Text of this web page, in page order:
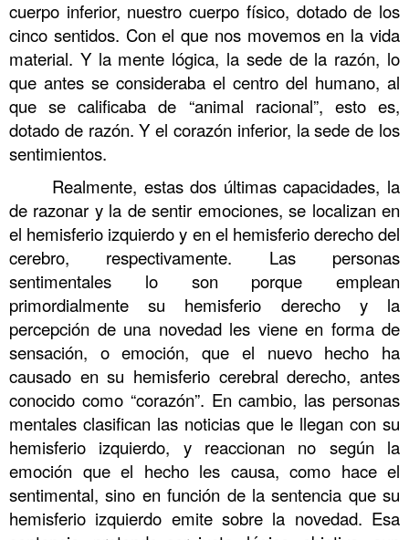
cuerpo inferior, nuestro cuerpo físico, dotado de los
cinco sentidos. Con el que nos movemos en la vida
material. Y la mente lógica, la sede de la razón, lo
que antes se consideraba el centro del humano, al
que se calificaba de “animal racional”, esto es,
dotado de razón. Y el corazón inferior, la sede de los
sentimientos.
Realmente, estas dos últimas capacidades, la
de razonar y la de sentir emociones, se localizan en
el hemisferio izquierdo y en el hemisferio derecho del
cerebro, respectivamente. Las personas
sentimentales lo son porque emplean
primordialmente su hemisferio derecho y la
percepción de una novedad les viene en forma de
sensación, o emoción, que el nuevo hecho ha
causado en su hemisferio cerebral derecho, antes
conocido como “corazón”. En cambio, las personas
mentales clasifican las noticias que le llegan con su
hemisferio izquierdo, y reaccionan no según la
emoción que el hecho les causa, como hace el
sentimental, sino en función de la sentencia que su
hemisferio izquierdo emite sobre la novedad. Esa